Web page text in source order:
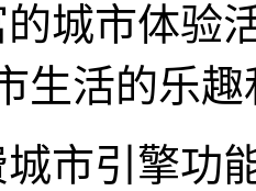
城市体验
生活的乐
市引擎功